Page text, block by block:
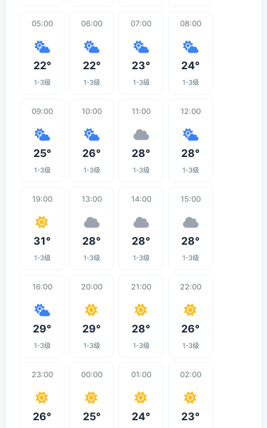
05:00
22°
1-3级
06:00
22°
1-3级
07:00
23°
1-3级
08:00
24°
1-3级
09:00
25°
1-3级
10:00
26°
1-3级
11:00
28°
1-3级
12:00
28°
1-3级
19:00
31°
1-3级
13:00
28°
1-3级
14:00
28°
1-3级
15:00
28°
1-3级
16:00
29°
1-3级
20:00
29°
1-3级
21:00
28°
1-3级
22:00
26°
1-3级
23:00
26°
00:00
25°
01:00
24°
02:00
23°